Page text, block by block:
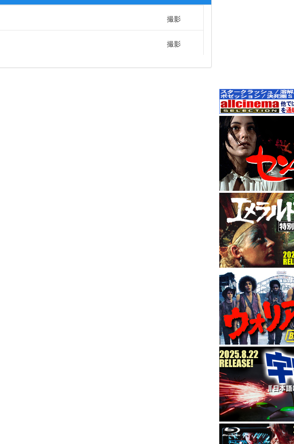
撮影
撮影